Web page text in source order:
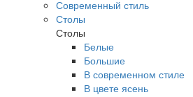
Современный стиль
Столы
Столы
Белые
Большие
В современном стиле
В цвете ясень